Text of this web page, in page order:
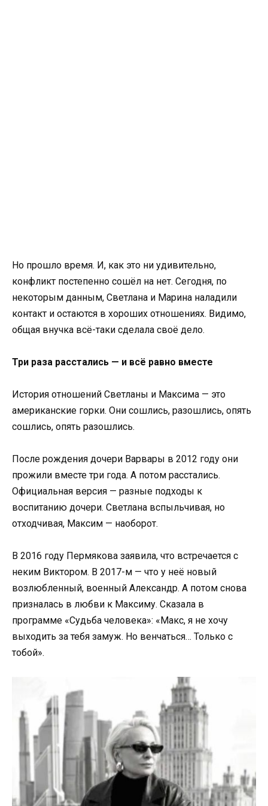
Но прошло время. И, как это ни удивительно,
конфликт постепенно сошёл на нет. Сегодня, по
некоторым данным, Светлана и Марина наладили
контакт и остаются в хороших отношениях. Видимо,
общая внучка всё-таки сделала своё дело.
Три раза расстались — и всё равно вместе
История отношений Светланы и Максима — это
американские горки. Они сошлись, разошлись, опять
сошлись, опять разошлись.
После рождения дочери Варвары в 2012 году они
прожили вместе три года. А потом расстались.
Официальная версия — разные подходы к
воспитанию дочери. Светлана вспыльчивая, но
отходчивая, Максим — наоборот.
В 2016 году Пермякова заявила, что встречается с
неким Виктором. В 2017-м — что у неё новый
возлюбленный, военный Александр. А потом снова
призналась в любви к Максиму. Сказала в
программе «Судьба человека»: «Макс, я не хочу
выходить за тебя замуж. Но венчаться… Только с
тобой».